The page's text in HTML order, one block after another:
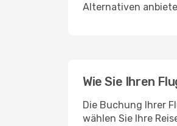
Alternativen
Wie Sie Ihren
Die Buchung Ihrer
wählen Sie Ihre